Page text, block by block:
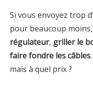
Si vous envoyez trop
pour beaucoup
régulateur, griller le
faire fondre les câbles
mais à quel prix ?